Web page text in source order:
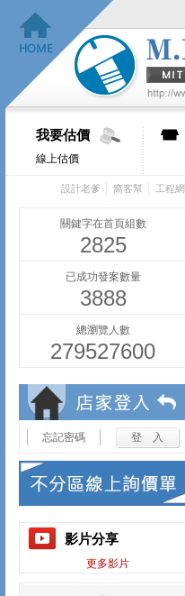
我要估價
線上估價
設計老爹 窩客幫 工程網
關鍵字在首頁組數
2825
已成功發案數量
3888
總瀏覽人數
279527600
忘記密碼
影片分享
更多影片